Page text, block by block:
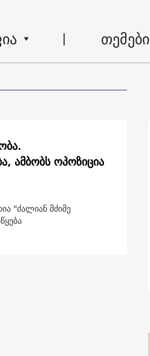
თემები
ამბობს ოპოზიცია
"ძალიან მძიმე